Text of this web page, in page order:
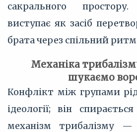
сакрального
виступає як засіб
брата через спільний
Механіка
шукаємо
Конфлікт між групами
ідеології; він
механізм трибалізму —